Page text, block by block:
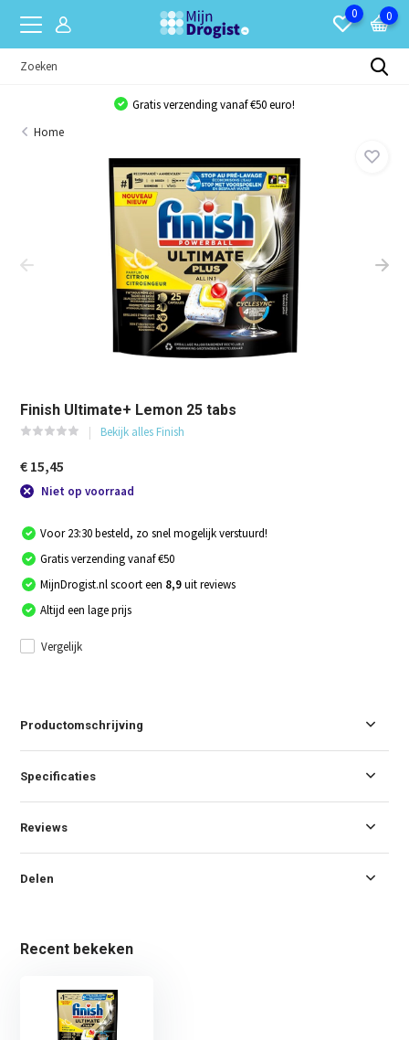
0 0
Gratis verzending vanaf €50 euro!
Home
Finish Ultimate+ Lemon 25 tabs
Bekijk alles Finish
€ 15,45
Niet op voorraad
Voor 23:30 besteld, zo snel mogelijk verstuurd!
Gratis verzending vanaf €50
MijnDrogist.nl scoort een 8,9uit reviews
Altijd een lage prijs
Vergelijk
Productomschrijving
Specificaties
Reviews
Delen
Recent bekeken